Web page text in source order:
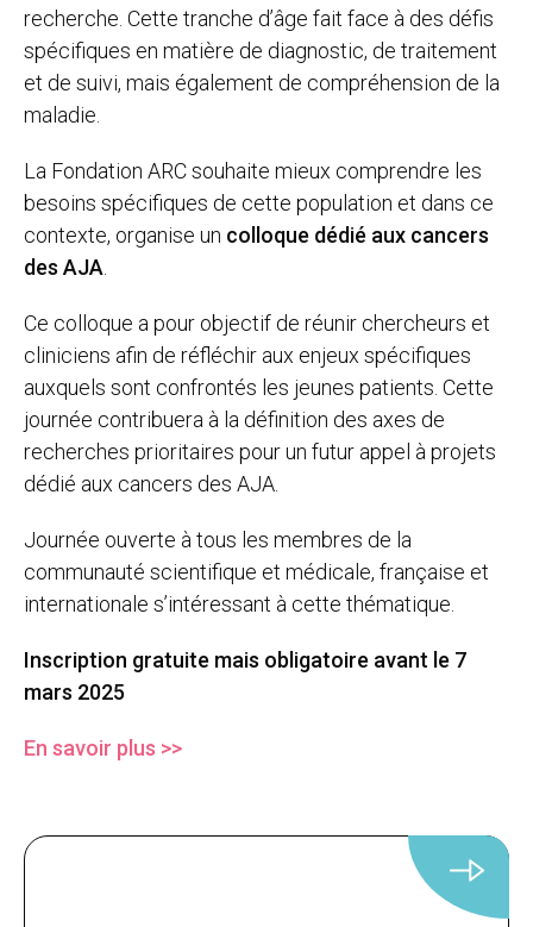
recherche. Cette tranche d’âge fait face à des défis
spécifiques en matière de diagnostic, de traitement
et de suivi, mais également de compréhension de la
maladie.
La Fondation ARC souhaite mieux comprendre les
besoins spécifiques de cette population et dans ce
contexte, organise un colloque dédié aux cancers
des AJA
Ce colloque a pour objectif de réunir chercheurs et
cliniciens afin de réfléchir aux enjeux spécifiques
auxquels sont confrontés les jeunes patients. Cette
journée contribuera à la définition des axes de
recherches prioritaires pour un futur appel à projets
dédié aux cancers des AJA.
Journée ouverte à tous les membres de la
communauté scientifique et médicale, française et
internationale s’intéressant à cette thématique.
Inscription gratuite mais obligatoire avant le 7
mars 2025
En savoir plus >>